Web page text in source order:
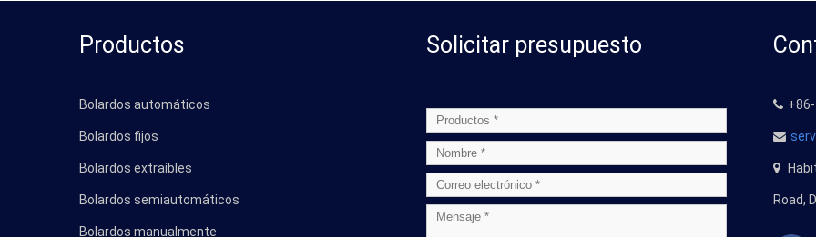
Productos
Bolardos automáticos
Bolardos fijos
Bolardos extraíbles
Bolardos semiautomáticos
Bolardos manualmente
Solicitar presupuesto
Road,